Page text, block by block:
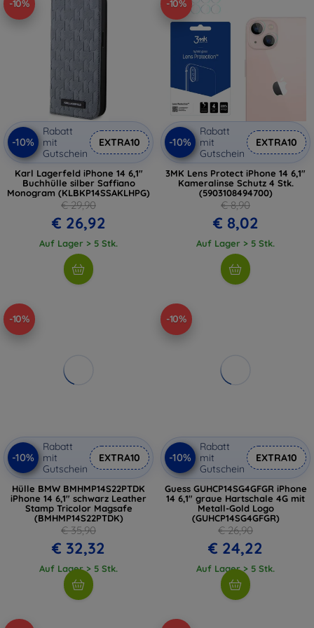
-10%
-10%
Rabatt
mit
Gutschein
EXTRA10
Karl Lagerfeld iPhone 14 6,1"
Buchhülle silber Saffiano
Monogram (KLBKP14SSAKLHPG)
€ 29,90
€ 26,92
Auf Lager > 5 Stk.
-10%
-10%
Rabatt
mit
Gutschein
EXTRA10
3MK Lens Protect iPhone 14 6,1"
Kameralinse Schutz 4 Stk.
(5903108494700)
€ 8,90
€ 8,02
Auf Lager > 5 Stk.
-10%
-10%
Rabatt
mit
Gutschein
EXTRA10
Hülle BMW BMHMP14S22PTDK
iPhone 14 6,1" schwarz Leather
Stamp Tricolor Magsafe
(BMHMP14S22PTDK)
€ 35,90
€ 32,32
Auf Lager > 5 Stk.
-10%
-10%
Rabatt
mit
Gutschein
EXTRA10
Guess GUHCP14SG4GFGR iPhone
14 6,1" graue Hartschale 4G mit
Metall-Gold Logo
(GUHCP14SG4GFGR)
€ 26,90
€ 24,22
Auf Lager > 5 Stk.